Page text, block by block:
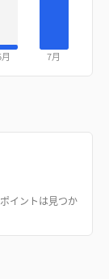
7月
イントは見つか